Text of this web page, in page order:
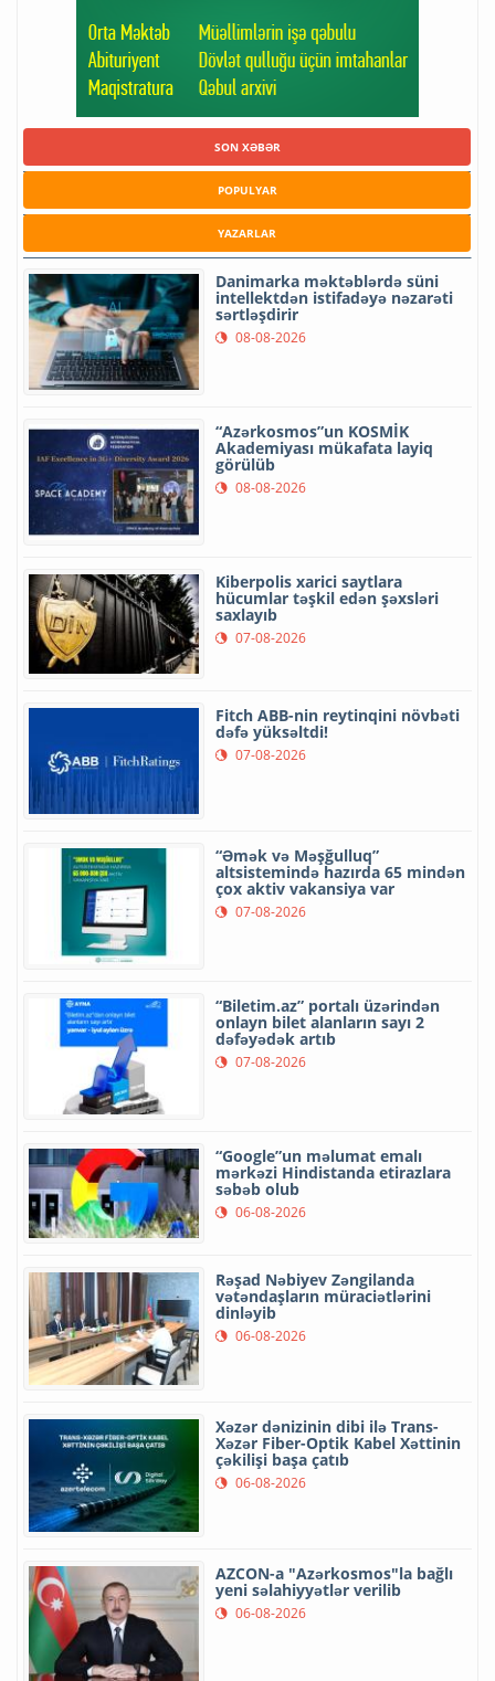
SON XƏBƏR
POPULYAR
YAZARLAR
Danimarka məktəblərdə süni
intellektdən istifadəyə nəzarəti
sərtləşdirir
08-08-2026
“Azərkosmos”un KOSMİK
Akademiyası mükafata layiq
görülüb
08-08-2026
Kiberpolis xarici saytlara
hücumlar təşkil edən şəxsləri
saxlayıb
07-08-2026
Fitch ABB-nin reytinqini növbəti
dəfə yüksəltdi!
07-08-2026
“Əmək və Məşğulluq”
altsistemində hazırda 65 mindən
çox aktiv vakansiya var
07-08-2026
“Biletim.az” portalı üzərindən
onlayn bilet alanların sayı 2
dəfəyədək artıb
07-08-2026
“Google”un məlumat emalı
mərkəzi Hindistanda etirazlara
səbəb olub
06-08-2026
Rəşad Nəbiyev Zəngilanda
vətəndaşların müraciətlərini
dinləyib
06-08-2026
Xəzər dənizinin dibi ilə Trans-
Xəzər Fiber-Optik Kabel Xəttinin
çəkilişi başa çatıb
06-08-2026
AZCON-a "Azərkosmos"la bağlı
yeni səlahiyyətlər verilib
06-08-2026